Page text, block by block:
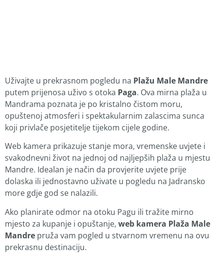
Uživajte u prekrasnom pogledu na Plažu Male Mandre
putem prijenosa uživo s otoka Paga. Ova mirna plaža u
Mandrama poznata je po kristalno čistom moru,
opuštenoj atmosferi i spektakularnim zalascima sunca
koji privlače posjetitelje tijekom cijele godine.
Web kamera prikazuje stanje mora, vremenske uvjete i
svakodnevni život na jednoj od najljepših plaža u mjestu
Mandre. Idealan je način da provjerite uvjete prije
dolaska ili jednostavno uživate u pogledu na Jadransko
more gdje god se nalazili.
Ako planirate odmor na otoku Pagu ili tražite mirno
mjesto za kupanje i opuštanje, web kamera Plaža Male
Mandre pruža vam pogled u stvarnom vremenu na ovu
prekrasnu destinaciju.